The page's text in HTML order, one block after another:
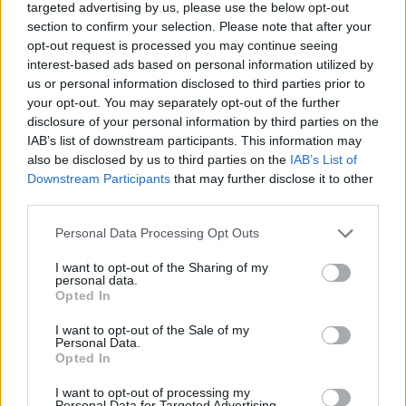
targeted advertising by us, please use the below opt-out
section to confirm your selection. Please note that after your
opt-out request is processed you may continue seeing
interest-based ads based on personal information utilized by
us or personal information disclosed to third parties prior to
your opt-out. You may separately opt-out of the further
disclosure of your personal information by third parties on the
IAB’s list of downstream participants. This information may
also be disclosed by us to third parties on the IAB’s List of
Downstream Participants that may further disclose it to other
Personal Data Processing Opt Outs
I want to opt-out of the Sharing of my
personal data.
Opted In
I want to opt-out of the Sale of my
Personal Data.
Opted In
I want to opt-out of processing my
3 dl mjölk
1 tsk vaniljpasta eller 1 msk vaniljsocker
3 äggulor
0,5 dl strösocker
2 msk majsstärkelse
20 g smör
Chokladganachen:
200 g mjölkchoklad
GÖR SÅ HÄR
Koka upp mjölk, vatten, socker, salt och smör i en
kastrull.
Ta bort kastrullen från plattan och rör ner mjölet snabbt.
Ställ sedan tillbaka kastrullen på plattan igen och värm